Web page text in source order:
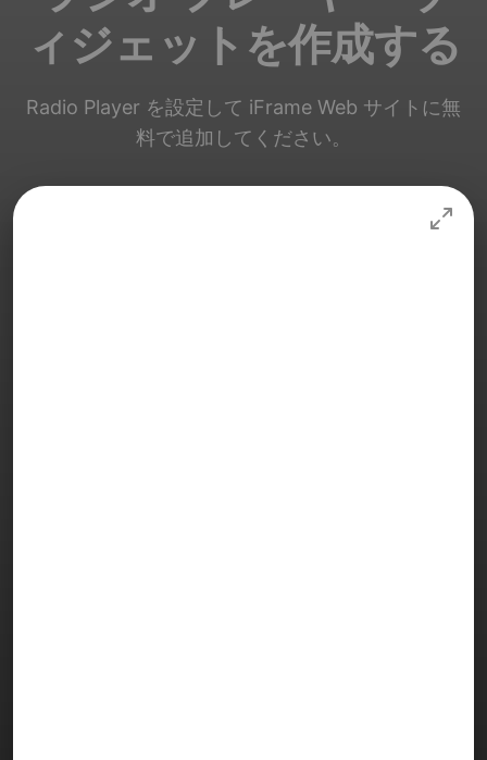
ィジェットを作成する
Radio Player を設定して iFrame Web サイトに無
料で追加してください。